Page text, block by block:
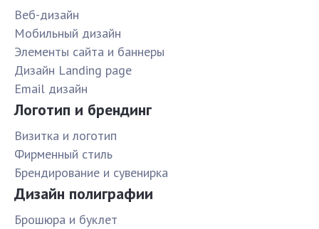
Веб-дизайн
Мобильный дизайн
Элементы сайта и баннеры
Дизайн Landing page
Email дизайн
Логотип и брендинг
Визитка и логотип
Фирменный стиль
Брендирование и сувенирка
Дизайн полиграфии
Брошюра и буклет